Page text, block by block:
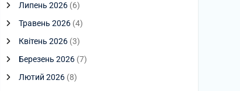
Липень 2026 (6)
Травень 2026 (4)
Квітень 2026 (3)
Березень 2026 (7)
Лютий 2026 (8)